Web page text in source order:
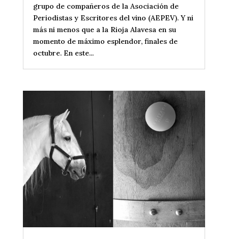
grupo de compañeros de la Asociación de
Periodistas y Escritores del vino (AEPEV). Y ni
más ni menos que a la Rioja Alavesa en su
momento de máximo esplendor, finales de
octubre. En este...